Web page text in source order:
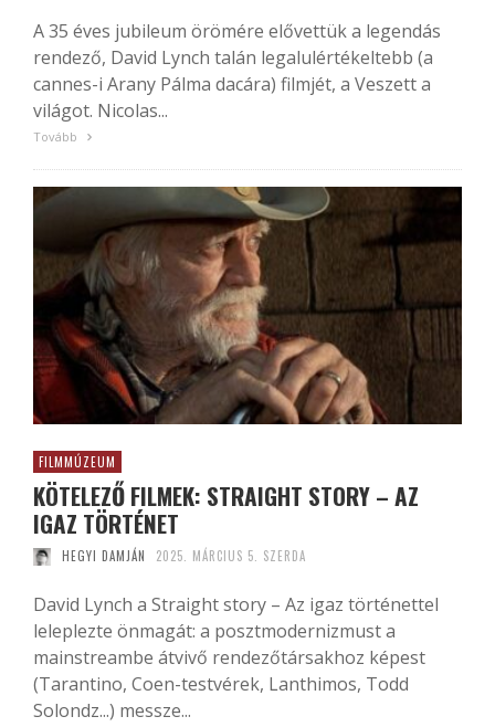
A 35 éves jubileum örömére elővettük a legendás
rendező, David Lynch talán legalulértékeltebb (a
cannes-i Arany Pálma dacára) filmjét, a Veszett a
világot. Nicolas...
Tovább
FILMMÚZEUM
KÖTELEZŐ FILMEK: STRAIGHT STORY – AZ
IGAZ TÖRTÉNET
HEGYI DAMJÁN 2025. MÁRCIUS 5. SZERDA
David Lynch a Straight story – Az igaz történettel
leleplezte önmagát: a posztmodernizmust a
mainstreambe átvivő rendezőtársakhoz képest
(Tarantino, Coen-testvérek, Lanthimos, Todd
Solondz...) messze...